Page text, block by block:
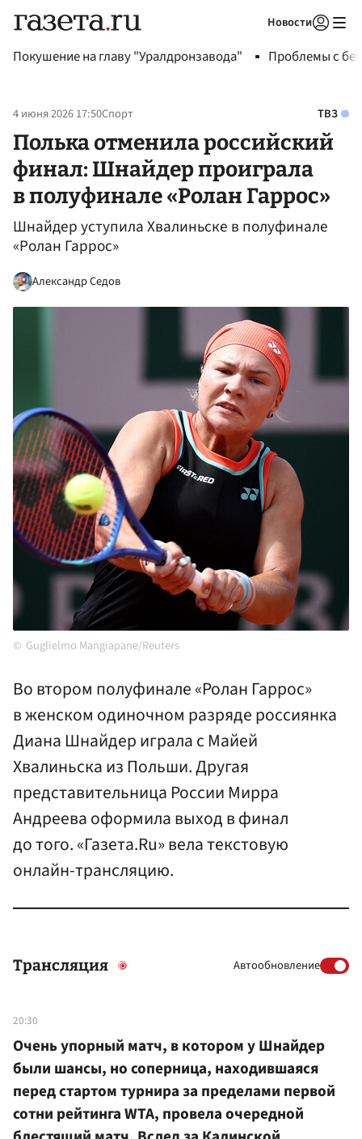
Новости
Покушение на главу "Уралдронзавода" Проблемы с
4 июня 2026 17:50Спорт ТВЗ
Полька отменила российский
финал: Шнайдер проиграла
в полуфинале «Ролан Гаррос»
Шнайдер уступила Хвалиньске в полуфинале
«Ролан Гаррос»
Александр Седов
Guglielmo Mangiapane/Reuters
Во втором полуфинале «Ролан Гаррос»
в женском одиночном разряде россиянка
Диана Шнайдер играла с Майей
Хвалиньска из Польши. Другая
представительница России Мирра
Андреева оформила выход в финал
до того. «Газета.Ru» вела текстовую
онлайн-трансляцию.
Трансляция Автообновление
20:30
Очень упорный матч, в котором у Шнайдер
были шансы, но соперница, находившаяся
перед стартом турнира за пределами первой
сотни рейтинга WTA, провела очередной